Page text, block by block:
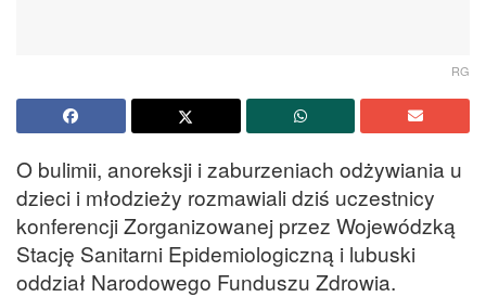
RG
O bulimii, anoreksji i zaburzeniach odżywiania u
dzieci i młodzieży rozmawiali dziś uczestnicy
konferencji Zorganizowanej przez Wojewódzką
Stację Sanitarni Epidemiologiczną i lubuski
oddział Narodowego Funduszu Zdrowia.